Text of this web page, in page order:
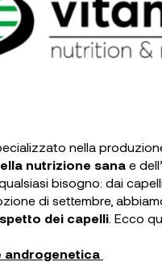
nella
nutrizione sana e dell’
bisogno: dai
di settembre,
dei capelli . Ecco
androgenetica